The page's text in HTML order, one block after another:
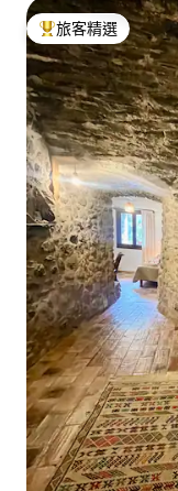
旅客精選榜首
旅客精選